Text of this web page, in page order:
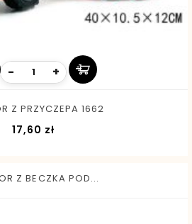
- +
Z PRZYCZEPA 1662
17,60 złCena
Z BECZKA POD...